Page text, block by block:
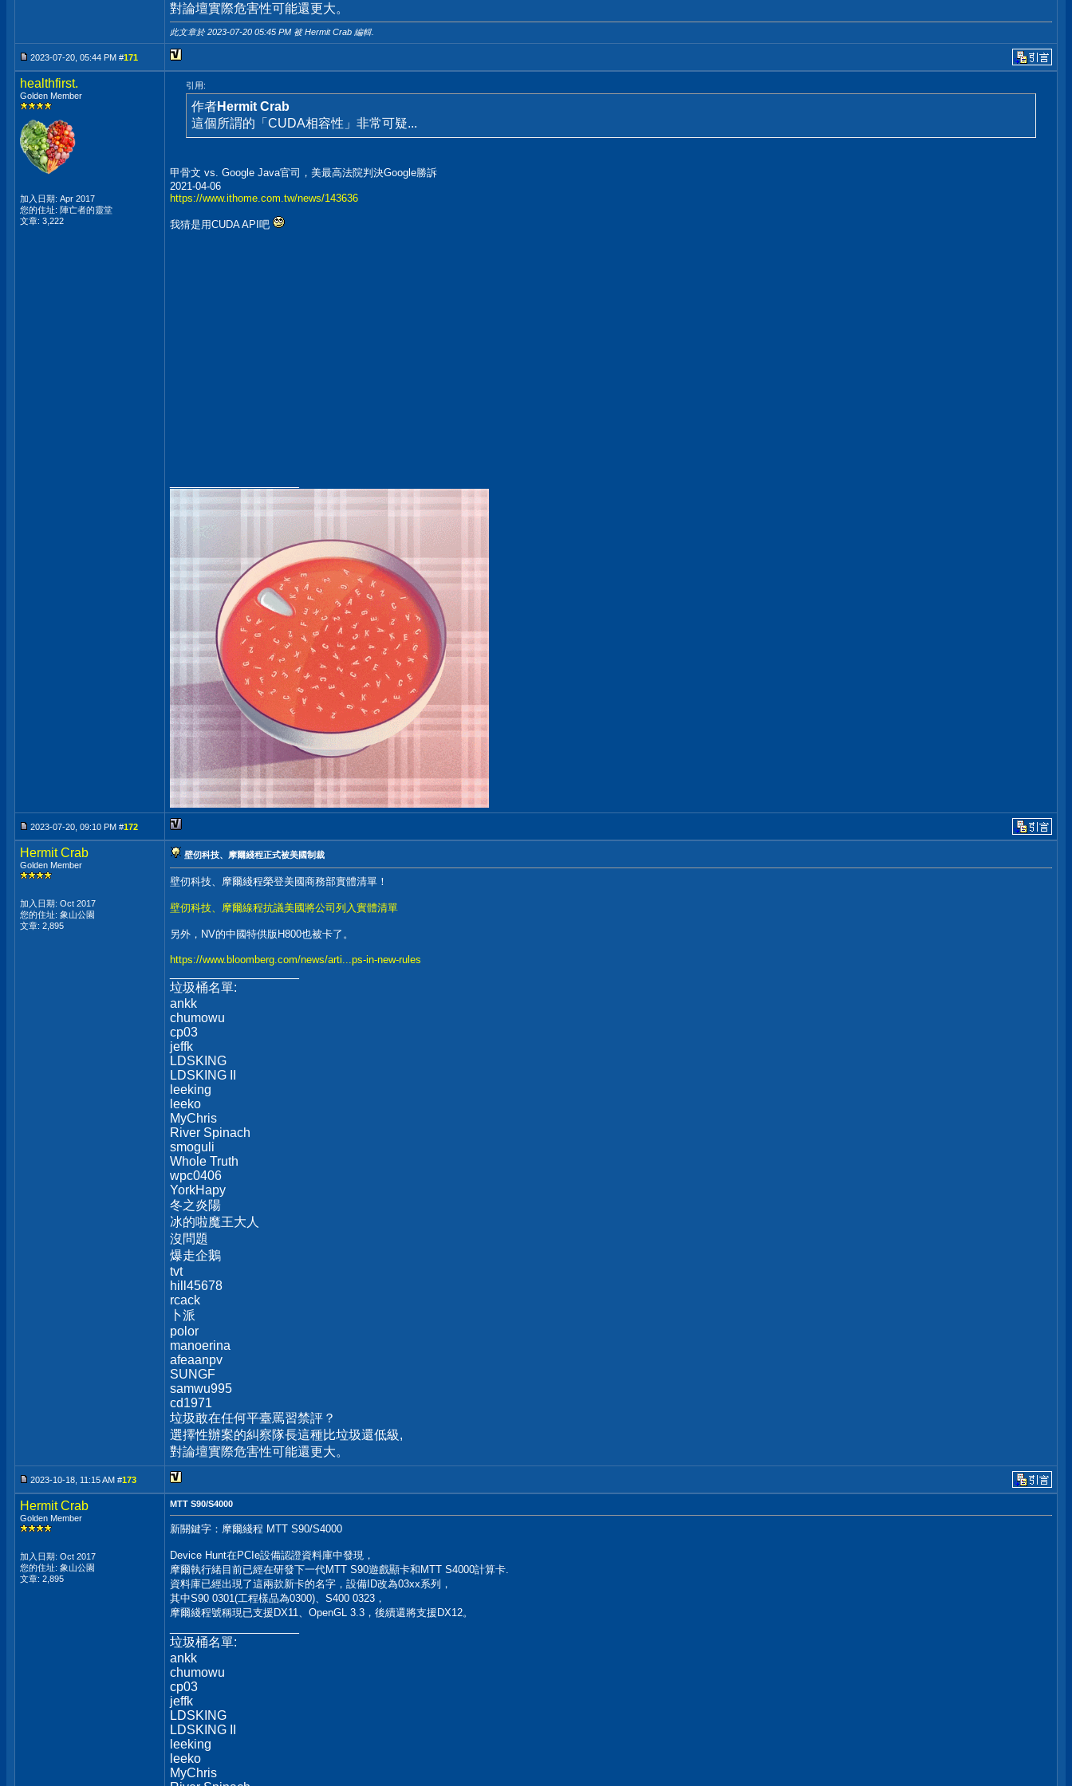
對論壇實際危害性可能還更大。
此文章於 2023-07-20 05:45 PM 被 Hermit Crab 編輯.
2023-07-20, 05:44 PM #171
healthfirst.
Golden Member
加入日期: Apr 2017
您的住址: 陣亡者的靈堂
文章: 3,222
引用:
作者Hermit Crab
這個所謂的「CUDA相容性」非常可疑...
甲骨文 vs. Google Java官司，美最高法院判決Google勝訴
2021-04-06
https://www.ithome.com.tw/news/143636
我猜是用CUDA API吧
2023-07-20, 09:10 PM #172
Hermit Crab
Golden Member
加入日期: Oct 2017
您的住址: 象山公園
文章: 2,895
壁仞科技、摩爾綫程正式被美國制裁
壁仞科技、摩爾綫程榮登美國商務部實體清單！
壁仞科技、摩爾線程抗議美國將公司列入實體清單
另外，NV的中國特供版H800也被卡了。
https://www.bloomberg.com/news/arti...ps-in-new-rules
垃圾桶名單:
ankk
chumowu
cp03
jeffk
LDSKING
LDSKING II
leeking
leeko
MyChris
River Spinach
smoguli
Whole Truth
wpc0406
YorkHapy
冬之炎陽
冰的啦魔王大人
沒問題
爆走企鵝
tvt
hill45678
rcack
卜派
polor
manoerina
afeaanpv
SUNGF
samwu995
cd1971
垃圾敢在任何平臺罵習禁評？
選擇性辦案的糾察隊長這種比垃圾還低級,
對論壇實際危害性可能還更大。
2023-10-18, 11:15 AM #173
Hermit Crab
Golden Member
加入日期: Oct 2017
您的住址: 象山公園
文章: 2,895
MTT S90/S4000
新關鍵字：摩爾綫程 MTT S90/S4000
Device Hunt在PCIe設備認證資料庫中發現，
摩爾執行緒目前已經在研發下一代MTT S90遊戲顯卡和MTT S4000計算卡.
資料庫已經出現了這兩款新卡的名字，設備ID改為03xx系列，
其中S90 0301(工程樣品為0300)、S400 0323，
摩爾綫程號稱現已支援DX11、OpenGL 3.3，後續還將支援DX12。
垃圾桶名單:
ankk
chumowu
cp03
jeffk
LDSKING
LDSKING II
leeking
leeko
MyChris